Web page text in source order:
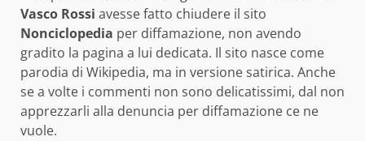
Vasco Rossi avesse fatto chiudere il sito
Nonciclopedia per diffamazione, non avendo
gradito la pagina a lui dedicata. Il sito nasce come
parodia di Wikipedia, ma in versione satirica. Anche
se a volte i commenti non sono delicatissimi, dal non
apprezzarli alla denuncia per diffamazione ce ne
vuole.